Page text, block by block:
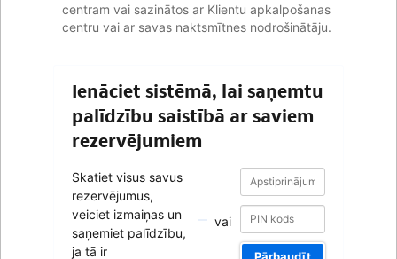
centram vai sazinātos ar Klientu apkalpošanas
centru vai ar savas naktsmītnes nodrošinātāju.
Ienāciet sistēmā, lai saņemtu
palīdzību saistībā ar saviem
rezervējumiem
Skatiet visus savus
rezervējumus,
veiciet izmaiņas un
saņemiet palīdzību,
ja tā ir
vai
Apstiprinājuma
numurs
Apstiprinājuma
numurs